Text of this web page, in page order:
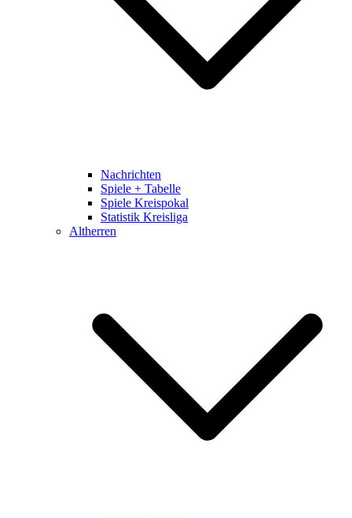
Nachrichten
Spiele + Tabelle
Spiele Kreispokal
Statistik Kreisliga
Altherren